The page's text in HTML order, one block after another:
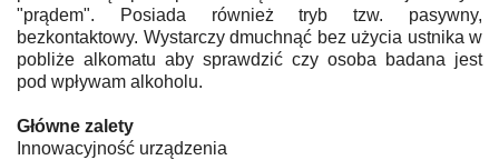
"prądem". Posiada również tryb tzw. pasywny,
bezkontaktowy. Wystarczy dmuchnąć bez użycia ustnika w
pobliże alkomatu aby sprawdzić czy osoba badana jest
pod wpływam alkoholu.
Główne zalety
Innowacyjność urządzenia